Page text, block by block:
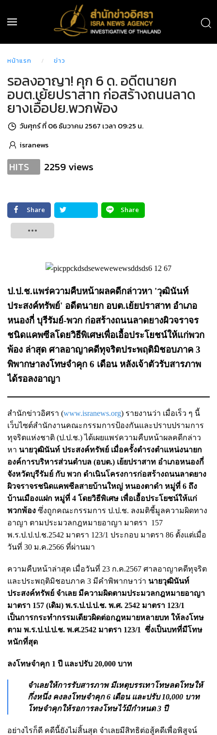
หน้าแรก ข่าว
รอลงอาญา! คุก 6 ด. อดีตนายก
อบต.เย้ยปราสาท ก่อสร้างถนนลาด
ยางเอื้อปย.พวกพ้อง
วันศุกร์ ที่ 06 ธันวาคม 2567 เวลา 09:25 น.
isranews
HITS 2259 views
Share
Share
ป.ป.ช.แพร่ความคืบหน้าผลคดีกล่าวหา 'วุฒินันท์
ประสงค์ทรัพย์' อดีตนายก อบต.เย้ยปราสาท อำเภอ
หนองกี่ บุรีรัมย์-พวก ก่อสร้างถนนลาดยางผิวจราจร
ชนิดแคพซีลโดยวิธีพิเศษเพื่อเอื้อประโยชน์ให้แก่พวก
พ้อง ล่าสุด ศาลอาญาคดีทุจริตประพฤติมิชอบภาค 3
พิพากษาลงโทษจำคุก 6 เดือน หลังเจ้าตัวรับสารภาพ
ได้รอลงอาญา
สำนักข่าวอิศรา (www.isranews.org) รายงานว่า เมื่อเร็ว ๆ นี้
เว็บไซต์สำนักงานคณะกรรมการป้องกันและปราบปรามการ
ทุจริตแห่งชาติ (ป.ป.ช.) ได้เผยแพร่ความคืบหน้าผลคดีกล่าว
หา นายวุฒินันท์ ประสงค์ทรัพย์ เมื่อครั้งดำรงตำแหน่งนายก
องค์การบริหารส่วนตำบล (อบต.) เย้ยปราสาท อำเภอหนองกี่
จังหวัดบุรีรัมย์ กับ พวก ดำเนินโครงการก่อสร้างถนนลาดยาง
ผิวจราจรชนิดแคพซีลสายบ้านใหญ่ หนองตาดำ หมู่ที่ 6 ถึง
บ้านเมืองแฝก หมู่ที่ 4 โดยวิธีพิเศษ เพื่อเอื้อประโยชน์ให้แก่
พวกพ้อง ซึ่งถูกคณะกรรมการ ป.ป.ช. ลงมติชี้มูลความผิดทาง
อาญา ตามประมวลกฎหมายอาญา มาตรา 157
พ.ร.ป.ป.ป.ช.2542 มาตรา 123/1 ประกอบ มาตรา 86 ตั้งแต่เมื่อ
วันที่ 30 ม.ค.2566 ที่ผ่านมา
ความคืบหน้าล่าสุด เมื่อวันที่ 23 ก.ค.2567 ศาลอาญาคดีทุจริต
และประพฤติมิชอบภาค 3 มีคำพิพากษาว่า นายวุฒินันท์
ประสงค์ทรัพย์ จำเลย มีความผิดตามประมวลกฎหมายอาญา
มาตรา 157 (เดิม) พ.ร.ป.ป.ป.ช. พ.ศ. 2542 มาตรา 123/1
เป็นการกระทำกรรมเดียวผิดต่อกฎหมายหลายบท ให้ลงโทษ
ตาม พ.ร.ป.ป.ป.ช. พ.ศ.2542 มาตรา 123/1 ซึ่งเป็นบทที่มีโทษ
หนักที่สุด
ลงโทษจำคุก 1 ปี และปรับ 20,000 บาท
จำเลยให้การรับสารภาพ มีเหตุบรรเทาโทษลดโทษให้
กึ่งหนึ่ง คงลงโทษจำคุก 6 เดือน และปรับ 10,000 บาท
โทษจำคุกให้รอการลงโทษไว้มีกำหนด 3 ปี
อย่างไรก็ดี คดีนี้ยังไม่สิ้นสุด จำเลยมีสิทธิต่อสู้คดีเพื่อพิสูจน์